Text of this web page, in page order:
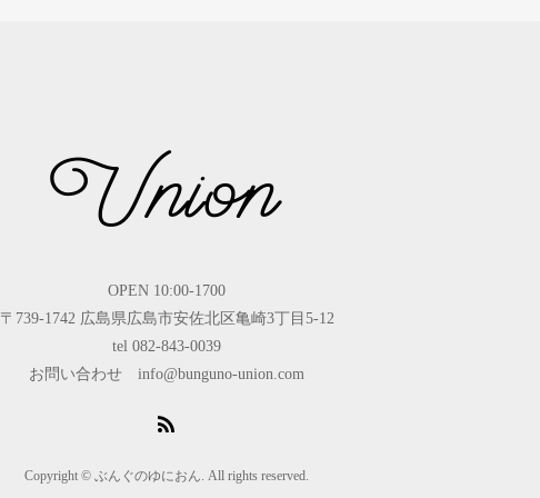
OPEN 10:00-1700
〒739-1742 広島県広島市安佐北区亀崎3丁目5-12
tel 082-843-0039
お問い合わせ info@bunguno-union.com
Copyright © ぶんぐのゆにおん. All rights reserved.